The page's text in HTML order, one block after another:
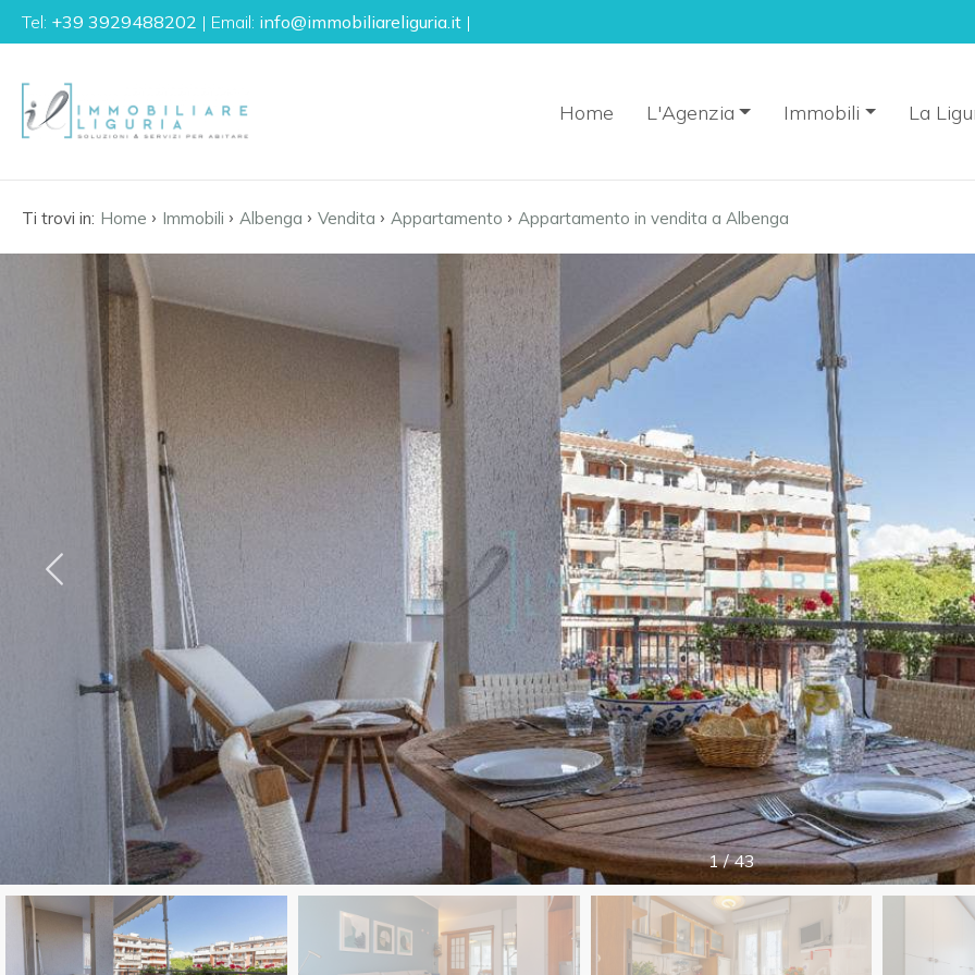
Tel: +39 3929488202 | Email: info@immobiliareliguria.it |
Home L'Agenzia Immobili La
Ti trovi in: Home › Immobili › Albenga › Vendita › Appartamento › Appartamento in vendita a Albenga
1 / 43
EN
FR
L'AGENZIA
IMMOBILI
LIGURIA
LAVORA
CONTATTI
Codice
Qualsiasi
Vendita
Provincia
Comune
multiscelta
Qualsiasi
Residenziali